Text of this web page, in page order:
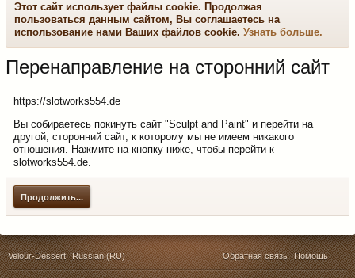
Этот сайт использует файлы cookie. Продолжая
пользоваться данным сайтом, Вы соглашаетесь на
использование нами Ваших файлов cookie. Узнать больше.
Перенаправление на сторонний сайт
https://slotworks554.de
Вы собираетесь покинуть сайт "Sculpt and Paint" и перейти на
другой, сторонний сайт, к которому мы не имеем никакого
отношения. Нажмите на кнопку ниже, чтобы перейти к
slotworks554.de.
Продолжить...
Velour-Dessert Russian (RU) Обратная связь Помощь